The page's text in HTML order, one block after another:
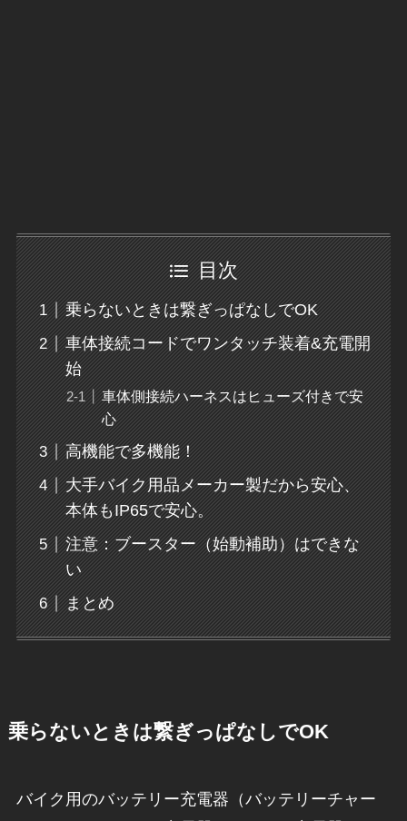
目次
乗らないときは繋ぎっぱなしでOK
車体接続コードでワンタッチ装着&充電開
始
車体側接続ハーネスはヒューズ付きで安
心
高機能で多機能！
大手バイク用品メーカー製だから安心、
本体もIP65で安心。
注意：ブースター（始動補助）はできな
い
まとめ
乗らないときは繋ぎっぱなしでOK
バイク用のバッテリー充電器（バッテリーチャー